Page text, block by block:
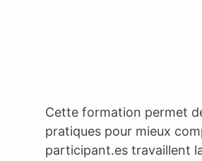
Cette formation permet
pratiques pour mieux
participant.es travaillent